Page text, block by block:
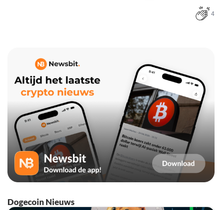
4
Dogecoin Nieuws